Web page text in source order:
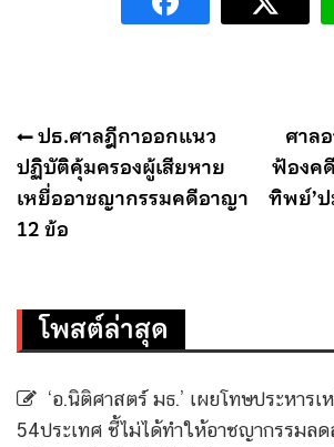
แนะแนว
เรื่อง
ปธ.ศาลฎีกาออกแนว
ปฏิบัติคุ้มครองผู้เสียหาย
เหยื่ออาชญากรรมคดีอาญา
12 ข้อ
ศาล
ฟ้องคดี
ทิพย์’
โพสต์ล่าสุด
‘อ.นิติศาสตร์ มธ.’ เผยโทษประหารเ
54ประเทศ ชี้ไม่ได้ทำให้อาชญากรรมลด